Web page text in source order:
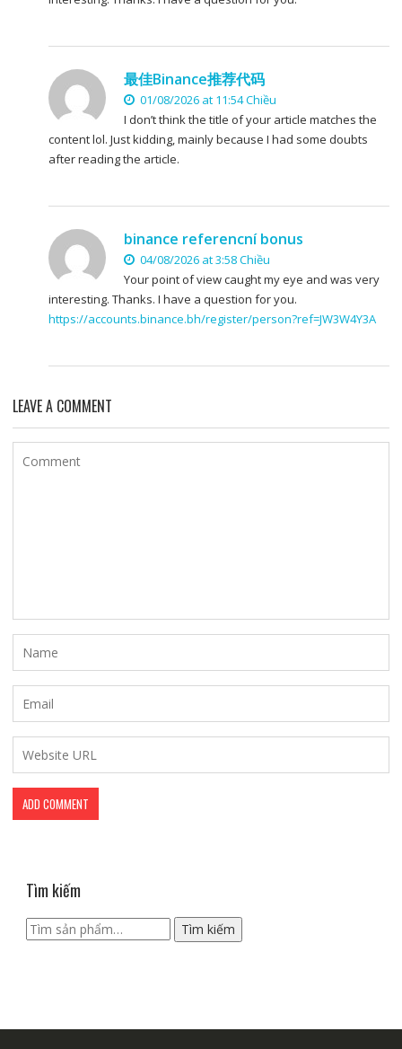
最佳Binance推荐代码
01/08/2026 at 11:54 Chiều
I don’t think the title of your article matches the
content lol. Just kidding, mainly because I had some doubts
after reading the article.
binance referencní bonus
04/08/2026 at 3:58 Chiều
Your point of view caught my eye and was very
interesting. Thanks. I have a question for you.
https://accounts.binance.bh/register/person?ref=JW3W4Y3A
LEAVE A COMMENT
Tìm kiếm
Tìm
kiếm:
Tìm kiếm